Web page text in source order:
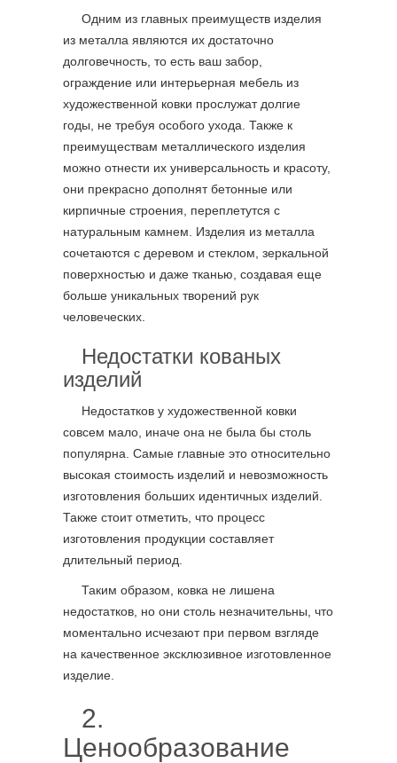
Одним из главных преимуществ изделия
из металла являются их достаточно
долговечность, то есть ваш забор,
ограждение или интерьерная мебель из
художественной ковки прослужат долгие
годы, не требуя особого ухода. Также к
преимуществам металлического изделия
можно отнести их универсальность и красоту,
они прекрасно дополнят бетонные или
кирпичные строения, переплетутся с
натуральным камнем. Изделия из металла
сочетаются с деревом и стеклом, зеркальной
поверхностью и даже тканью, создавая еще
больше уникальных творений рук
человеческих.
Недостатки кованых
изделий
Недостатков у художественной ковки
совсем мало, иначе она не была бы столь
популярна. Самые главные это относительно
высокая стоимость изделий и невозможность
изготовления больших идентичных изделий.
Также стоит отметить, что процесс
изготовления продукции составляет
длительный период.
Таким образом, ковка не лишена
недостатков, но они столь незначительны, что
моментально исчезают при первом взгляде
на качественное эксклюзивное изготовленное
изделие.
2.
Ценообразование